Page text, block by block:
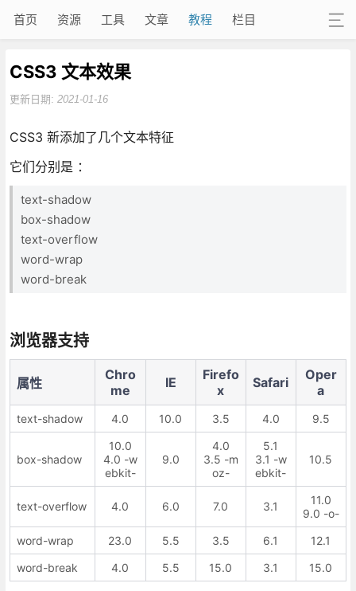
首页 资源 工具 文章 教程 栏目
CSS3 文本效果
更新日期: 2021-01-16
CSS3 新添加了几个文本特征
它们分别是 ：
text-shadow
box-shadow
text-overflow
word-wrap
word-break
浏览器支持
属性
Chro
me
IE
Firefo
x
Safari
Oper
a
text-shadow 4.0 10.0 3.5 4.0 9.5
box-shadow
10.0
4.0 -w
ebkit-
9.0
4.0
3.5 -m
oz-
5.1
3.1 -w
ebkit-
10.5
text-overflow 4.0 6.0 7.0 3.1
11.0
9.0 -o-
word-wrap
23.0 5.5 3.5 6.1
12.1
word-break
4.0 5.5 15.0 3.1 15.0